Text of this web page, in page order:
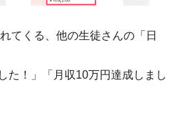
てくる、他の生徒さんの「日
た！」「月収10万円達成しまし